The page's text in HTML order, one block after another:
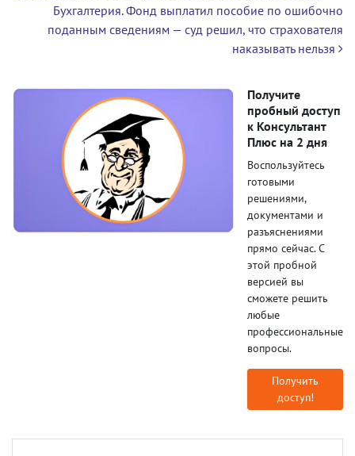
Бухгалтерия. Фонд выплатил пособие по ошибочно
поданным сведениям — суд решил, что страхователя
наказывать нельзя
Получите
пробный доступ
к Консультант
Плюс на 2 дня
Воспользуйтесь
готовыми
решениями,
документами и
разъяснениями
прямо сейчас. С
этой пробной
версией вы
сможете решить
любые
профессиональные
вопросы.
Получить
доступ!